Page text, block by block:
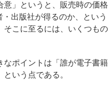
」というと、販売時の価格
出版社が得るのか、という
そこに至るには、いくつもの
ポイントは「誰が電子書籍
いう点である。